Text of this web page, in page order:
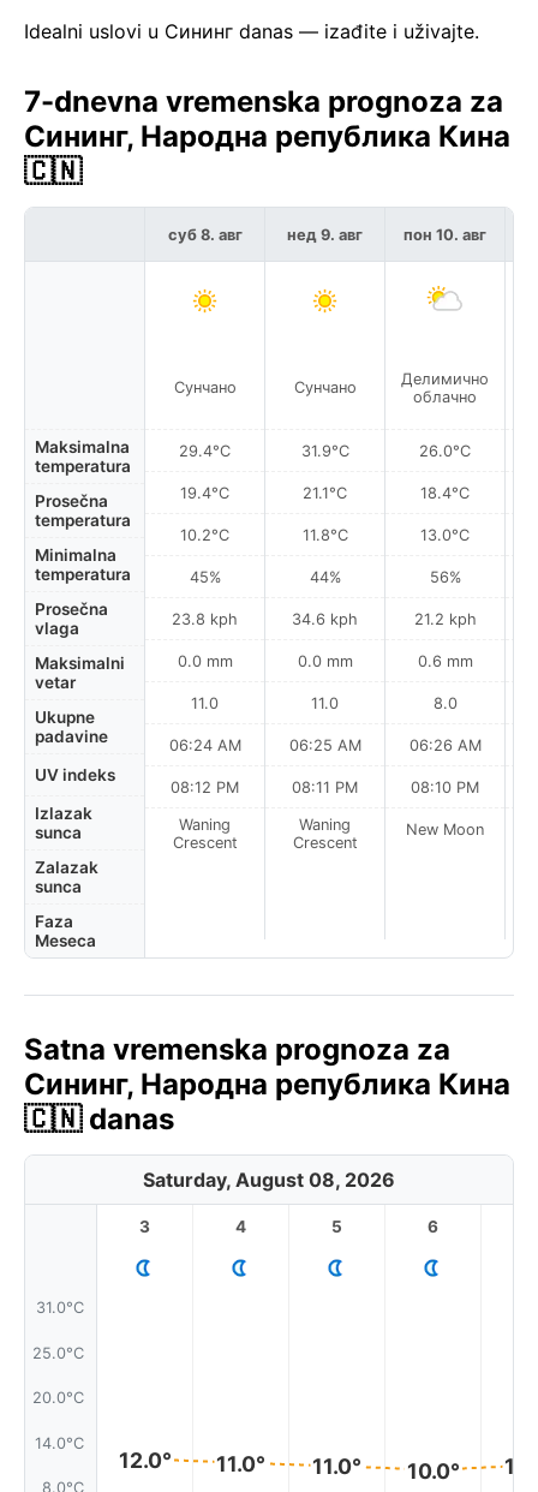
Idealni uslovi u Сининг danas — izađite i uživajte.
7-dnevna vremenska prognoza za
Сининг, Народна република Кина
🇨🇳
Maksimalna
temperatura
Prosečna
temperatura
Minimalna
temperatura
Prosečna
vlaga
Maksimalni
vetar
Ukupne
padavine
UV indeks
Izlazak
sunca
Zalazak
sunca
Faza
Meseca
суб 8. авг
Сунчано
29.4°C
19.4°C
10.2°C
45%
23.8 kph
0.0 mm
11.0
06:24 AM
08:12 PM
Waning
Crescent
нед 9. авг
Сунчано
31.9°C
21.1°C
11.8°C
44%
34.6 kph
0.0 mm
11.0
06:25 AM
08:11 PM
Waning
Crescent
пон 10. авг
Делимично
облачно
26.0°C
18.4°C
13.0°C
56%
21.2 kph
0.6 mm
8.0
06:26 AM
08:10 PM
New Moon
Satna vremenska prognoza za
Сининг, Народна република Кина
🇨🇳 danas
Saturday, August 08, 2026
31.0°C
25.0°C
20.0°C
14.0°C
8.0°C
3
12.0°
4
11.0°
5
11.0°
6
10.0°